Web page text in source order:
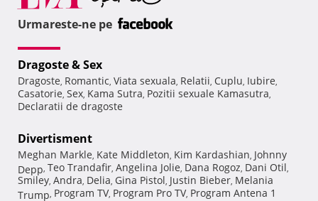
Urmareste-ne pe
Dragoste & Sex
Dragoste, Romantic, Viata sexuala, Relatii, Cuplu, Iubire,
Casatorie, Sex, Kama Sutra, Pozitii sexuale Kamasutra,
Declaratii de dragoste
Divertisment
Meghan Markle, Kate Middleton, Kim Kardashian, Johnny
Depp, Teo Trandafir, Angelina Jolie, Dana Rogoz, Dani Otil,
Smiley, Andra, Delia, Gina Pistol, Justin Bieber, Melania
Trump, Program TV, Program Pro TV, Program Antena 1